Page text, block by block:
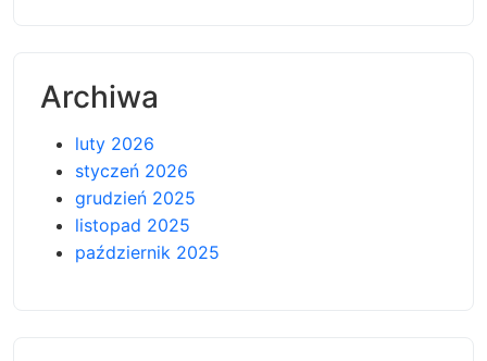
Archiwa
luty 2026
styczeń 2026
grudzień 2025
listopad 2025
październik 2025